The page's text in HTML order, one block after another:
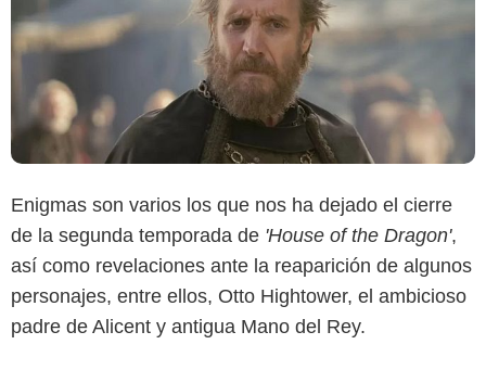
Enigmas son varios los que nos ha dejado el cierre
de la segunda temporada de 'House of the Dragon',
así como revelaciones ante la reaparición de algunos
personajes, entre ellos, Otto Hightower, el ambicioso
padre de Alicent y antigua Mano del Rey.